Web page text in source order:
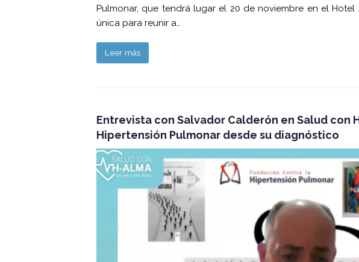
Pulmonar, que tendrá lugar el 20 de noviembre en el Hotel
única para reunir a…
Leer más
Entrevista con Salvador Calderón en Salud con
Hipertensión Pulmonar desde su diagnóstico